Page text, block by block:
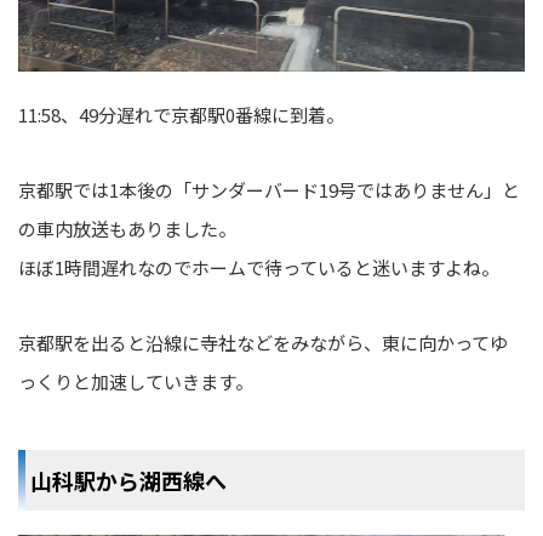
11:58、49分遅れで京都駅0番線に到着。
京都駅では1本後の「サンダーバード19号ではありません」と
の車内放送もありました。
ほぼ1時間遅れなのでホームで待っていると迷いますよね。
京都駅を出ると沿線に寺社などをみながら、東に向かってゆ
っくりと加速していきます。
山科駅から湖西線へ